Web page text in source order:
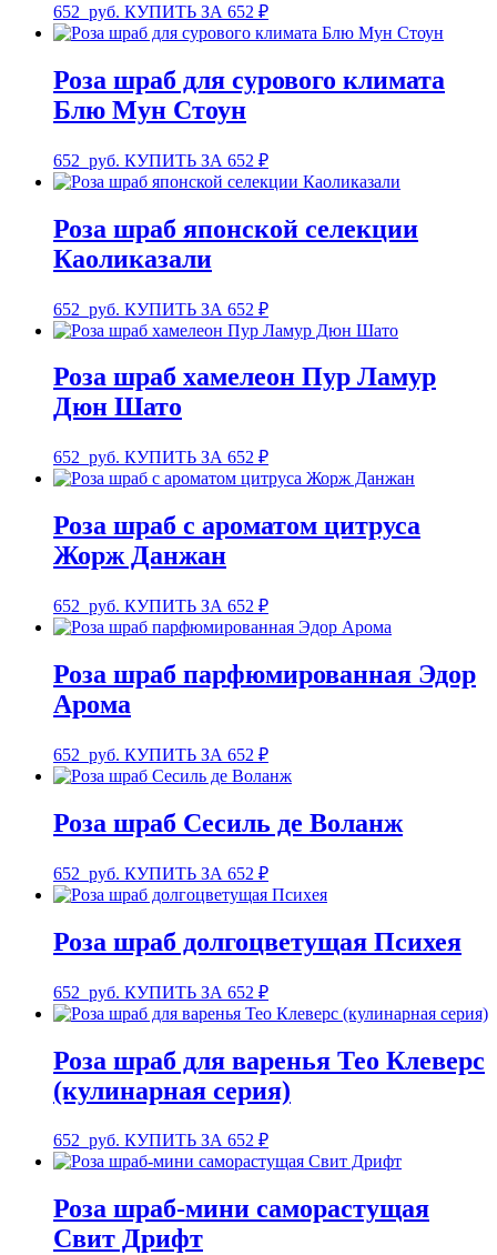
652 руб. КУПИТЬ ЗА 652 ₽
Роза шраб для сурового климата
Блю Мун Стоун
652 руб. КУПИТЬ ЗА 652 ₽
Роза шраб японской селекции
Каоликазали
652 руб. КУПИТЬ ЗА 652 ₽
Роза шраб хамелеон Пур Ламур
Дюн Шато
652 руб. КУПИТЬ ЗА 652 ₽
Роза шраб с ароматом цитруса
Жорж Данжан
652 руб. КУПИТЬ ЗА 652 ₽
Роза шраб парфюмированная Эдор
Арома
652 руб. КУПИТЬ ЗА 652 ₽
Роза шраб Сесиль де Воланж
652 руб. КУПИТЬ ЗА 652 ₽
Роза шраб долгоцветущая Психея
652 руб. КУПИТЬ ЗА 652 ₽
Роза шраб для варенья Тео Клеверс
(кулинарная серия)
652 руб. КУПИТЬ ЗА 652 ₽
Роза шраб-мини саморастущая
Свит Дрифт